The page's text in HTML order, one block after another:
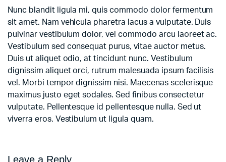
Nunc blandit ligula mi, quis commodo dolor fermentum
sit amet. Nam vehicula pharetra lacus a vulputate. Duis
pulvinar vestibulum dolor, vel commodo arcu laoreet ac.
Vestibulum sed consequat purus, vitae auctor metus.
Duis ut aliquet odio, at tincidunt nunc. Vestibulum
dignissim aliquet orci, rutrum malesuada ipsum facilisis
vel. Morbi tempor dignissim nisi. Maecenas scelerisque
maximus justo eget sodales. Sed finibus consectetur
vulputate. Pellentesque id pellentesque nulla. Sed ut
viverra eros. Vestibulum ut ligula quam.
Leave a Reply